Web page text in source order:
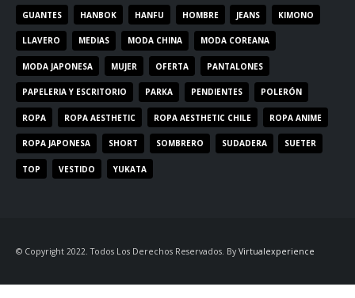
GUANTES HANBOK HANFU HOMBRE JEANS KIMONO
LLAVERO MEDIAS MODA CHINA MODA COREANA
MODA JAPONESA MUJER OFERTA PANTALONES
PAPELERIA Y ESCRITORIO PARKA PENDIENTES POLERÓN
ROPA ROPA AESTHETIC ROPA AESTHETIC CHILE ROPA ANIME
ROPA JAPONESA SHORT SOMBRERO SUDADERA SUETER
TOP VESTIDO YUKATA
© Copyright 2022. Todos Los Derechos Reservados. By Virtualexperience